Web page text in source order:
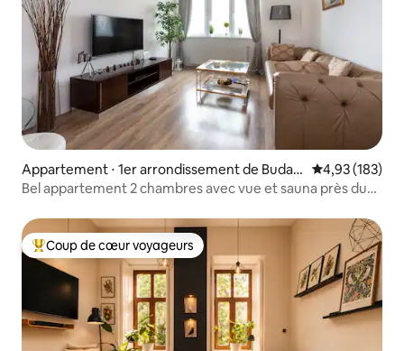
Appartement ⋅ 1er arrondissement de Budap
est
Évaluation
4,93 (183)
Bel appartement 2 chambres avec vue et sauna près du
Coups de cœur voyageurs les plus appréciés
Coup de cœur voyageurs